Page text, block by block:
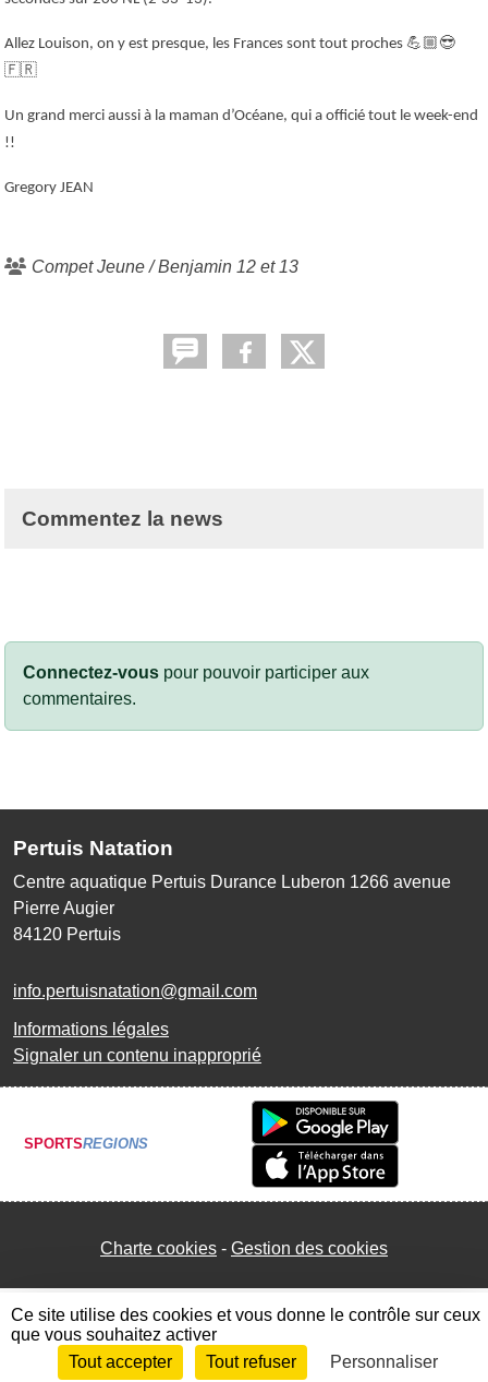
Allez Louison, on y est presque, les Frances sont tout proches 💪🏼😎
🇫🇷
Un grand merci aussi à la maman d’Océane, qui a officié tout le week-end
!!
Gregory JEAN
Compet Jeune / Benjamin 12 et 13
Commentez la news
Connectez-vous pour pouvoir participer aux
commentaires.
Pertuis Natation
Centre aquatique Pertuis Durance Luberon 1266 avenue
Pierre Augier
84120 Pertuis
info.pertuisnatation@gmail.com
Informations légales
Signaler un contenu inapproprié
SPORTSREGIONS
Charte cookies Gestion des cookies
Envie de participer ? Connexion
Ce site utilise des cookies et vous donne le contrôle sur ceux
que vous souhaitez activer
Tout accepter
Tout refuser Personnaliser